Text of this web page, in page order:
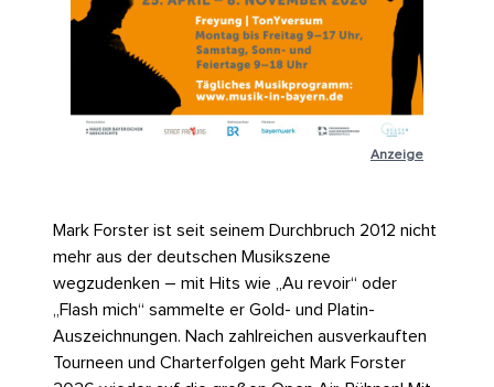
Anzeige
Mark Forster ist seit seinem Durchbruch 2012 nicht
mehr aus der deutschen Musikszene
wegzudenken – mit Hits wie „Au revoir“ oder
„Flash mich“ sammelte er Gold- und Platin-
Auszeichnungen. Nach zahlreichen ausverkauften
Tourneen und Charterfolgen geht Mark Forster